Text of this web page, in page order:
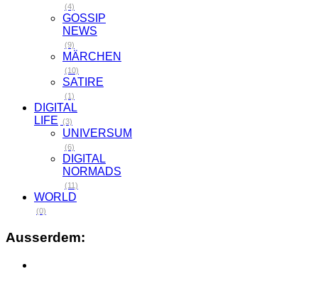
(4)
GOSSIP
NEWS
(9)
MÄRCHEN
(10)
SATIRE
(1)
DIGITAL
LIFE (3)
UNIVERSUM
(6)
DIGITAL
NORMADS
(11)
WORLD
(0)
Ausserdem: